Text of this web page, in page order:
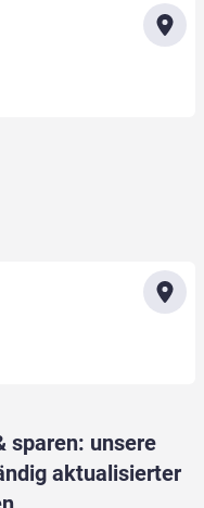
sparen: unsere
aktualisierter